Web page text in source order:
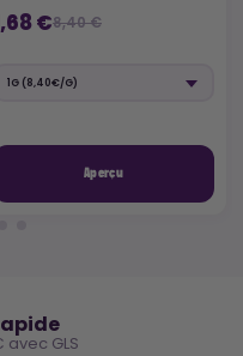
€8,40 €
Aperçu
GLS